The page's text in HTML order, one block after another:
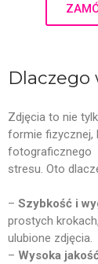
Dlaczego
Zdjęcia to nie
formie fizycznej,
fotograficznego
stresu. Oto
– Szybkość i
prostych
ulubione zdjęcia.
– Wysoka